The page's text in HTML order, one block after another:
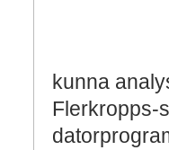
kunna
Flerkropps-